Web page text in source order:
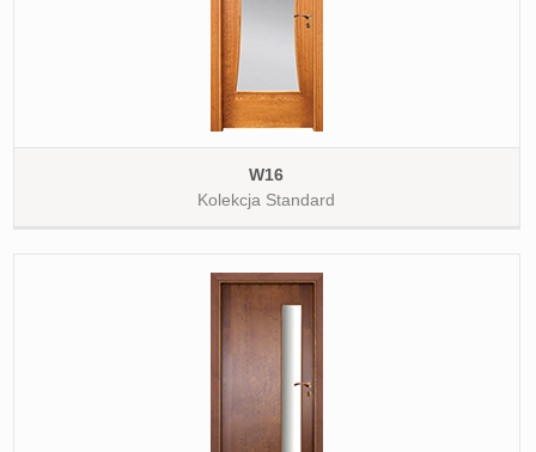
W16
Kolekcja Standard